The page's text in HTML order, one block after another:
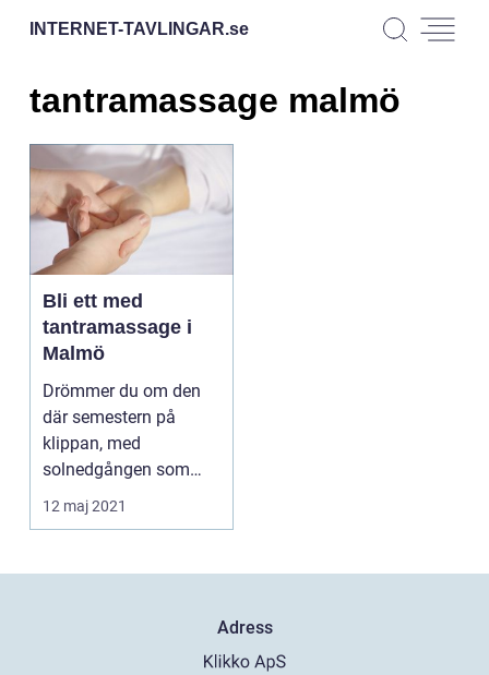
INTERNET-TAVLINGAR.se
tantramassage malmö
Bli ett med
tantramassage i
Malmö
Drömmer du om den
där semestern på
klippan, med
solnedgången som
värmer din kind.
Sittandes och medi...
12 maj 2021
Adress